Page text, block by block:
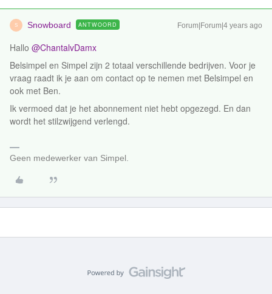
S Snowboard ANTWOORD Forum|Forum|4 years ago
Hallo @ChantalvDamx
Belsimpel en Simpel zijn 2 totaal verschillende bedrijven. Voor je
vraag raadt ik je aan om contact op te nemen met Belsimpel en
ook met Ben.
Ik vermoed dat je het abonnement niet hebt opgezegd. En dan
wordt het stilzwijgend verlengd.
Geen medewerker van Simpel.